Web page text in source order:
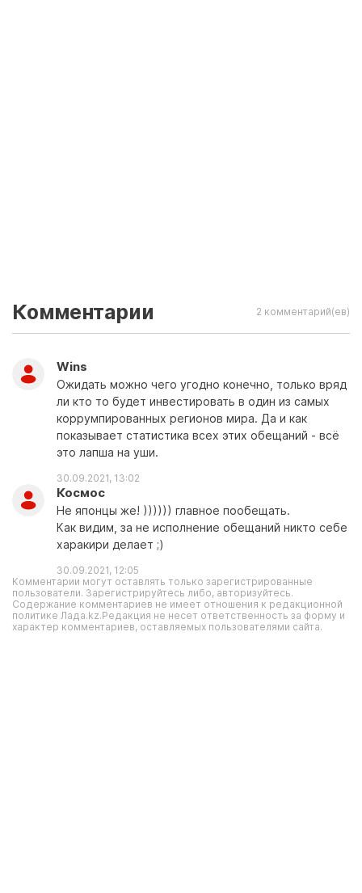
Комментарии 2 комментарий(ев)
Wins
Ожидать можно чего угодно конечно, только вряд
ли кто то будет инвестировать в один из самых
коррумпированных регионов мира. Да и как
показывает статистика всех этих обещаний - всё
это лапша на уши.
30.09.2021, 13:02
Космос
Не японцы же! )))))) главное пообещать.
Как видим, за не исполнение обещаний никто себе
харакири делает ;)
30.09.2021, 12:05
Комментарии могут оставлять только зарегистрированные
пользователи. Зарегистрируйтесь либо, авторизуйтесь.
Содержание комментариев не имеет отношения к редакционной
политике Лада.kz.Редакция не несет ответственность за форму и
характер комментариев, оставляемых пользователями сайта.